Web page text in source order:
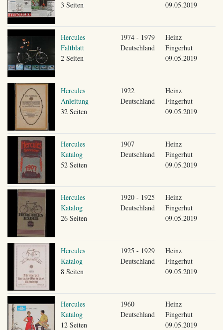
3 Seiten
09.05.2019
Hercules
Faltblatt
2 Seiten
1974 - 1979
Deutschland
Heinz
Fingerhut
09.05.2019
Hercules
Anleitung
32 Seiten
1922
Deutschland
Heinz
Fingerhut
09.05.2019
Hercules
Katalog
52 Seiten
1907
Deutschland
Heinz
Fingerhut
09.05.2019
Hercules
Katalog
26 Seiten
1920 - 1925
Deutschland
Heinz
Fingerhut
09.05.2019
Hercules
Katalog
8 Seiten
1925 - 1929
Deutschland
Heinz
Fingerhut
09.05.2019
Hercules
Katalog
12 Seiten
1960
Deutschland
Heinz
Fingerhut
09.05.2019